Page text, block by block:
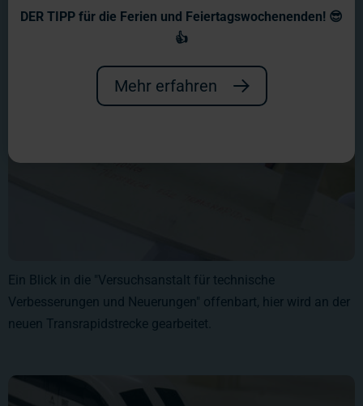
Ein Blick in die "Versuchsanstalt für technische
Verbesserungen und Neuerungen" offenbart, hier wird an der
neuen Transrapidstrecke gearbeitet.
DER TIPP für die Ferien und Feiertagswochenenden! 😎
👍
Mehr erfahren